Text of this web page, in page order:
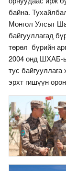
байна.
Монгол Улсыг
байгууллагад
төрөл бүрийн
2004 онд ШХАБ-
тус
эрхт гишүүн